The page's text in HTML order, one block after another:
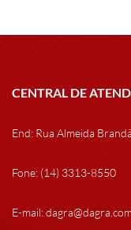
CENTRAL DE
End: Rua Almeida
Fone: (14) 3313-8550
E-mail: